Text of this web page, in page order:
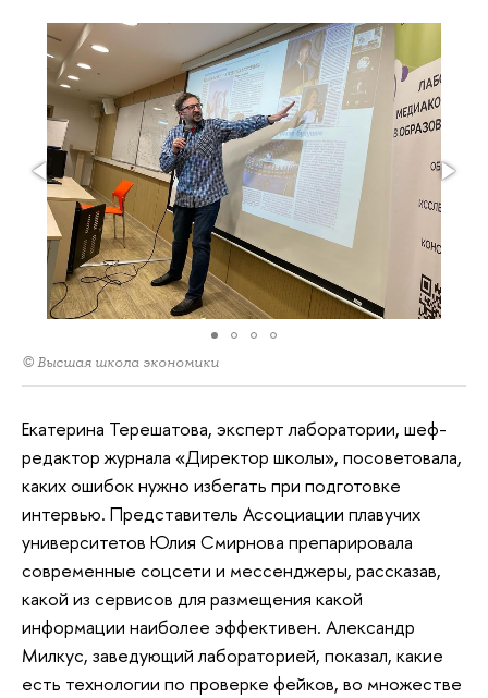
© Высшая школа экономики
Екатерина Терешатова, эксперт лаборатории, шеф-
редактор журнала «Директор школы», посоветовала,
каких ошибок нужно избегать при подготовке
интервью. Представитель Ассоциации плавучих
университетов Юлия Смирнова препарировала
современные соцсети и мессенджеры, рассказав,
какой из сервисов для размещения какой
информации наиболее эффективен. Александр
Милкус, заведующий лабораторией, показал, какие
есть технологии по проверке фейков, во множестве